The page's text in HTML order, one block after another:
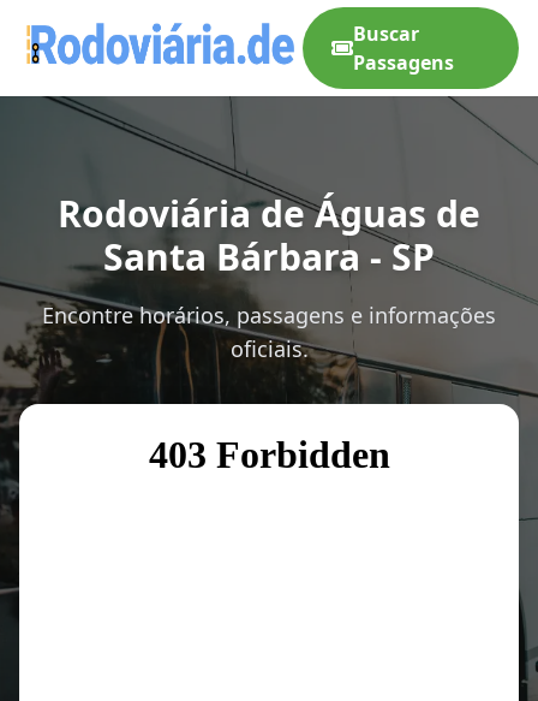
Buscar
Passagens
Rodoviária de Águas de
Santa Bárbara - SP
Encontre horários, passagens e informações
oficiais.